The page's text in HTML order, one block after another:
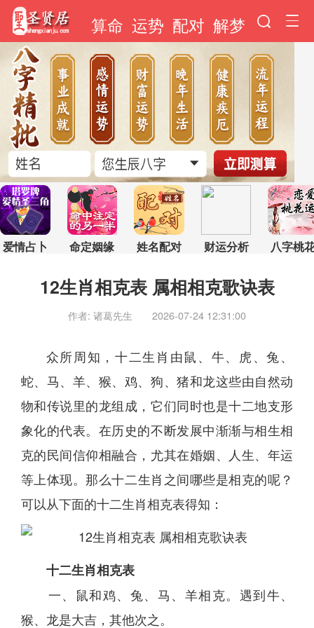
算命 运势 配对 解梦
爱情占卜 命定姻缘 姓名配对 财运分析 八字桃
12生肖相克表 属相相克歌诀表
作者: 诸葛先生 2026-07-24 12:31:00
众所周知，十二生肖 由鼠、牛、虎、兔、
蛇、马、羊、猴、鸡、狗、猪和龙这些由自然动
物和传说里的龙组成，它们同时也是十二地支形
象化的代表。在历史的不断发展中渐渐与相生相
克的民间信仰相融合，尤其在婚姻、人生、年运
等上体现。那么十二生肖 之间哪些是相克的呢？
可以从下面的十二生肖相克表得知：
十二生肖相克表
一、鼠和鸡、兔、马、羊相克。遇到牛、
猴、龙是大吉，其他次之。